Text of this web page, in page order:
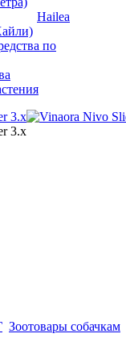
Hailea
по
Зоотовары собачкам